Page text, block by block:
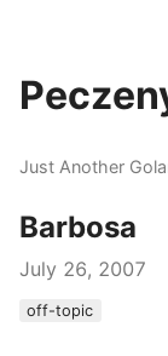
Just Another
Barbosa
July 26, 2007
off-topic